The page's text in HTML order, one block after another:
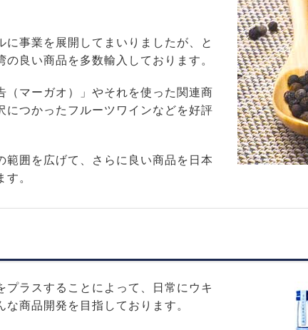
事業を展開してまいりましたが、と
良い商品を多数輸入しております。
（マーガオ）」やそれを使った関連商
につかったフルーツワインなどを好評
範囲を広げて、さらに良い商品を日本
。
ラスすることによって、日常にウキ
商品開発を目指しております。